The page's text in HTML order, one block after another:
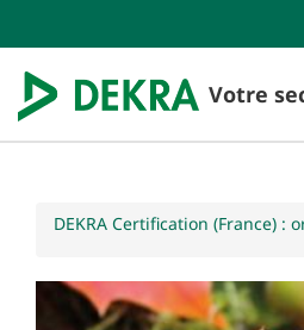
Votre
DEKRA Certification (France)